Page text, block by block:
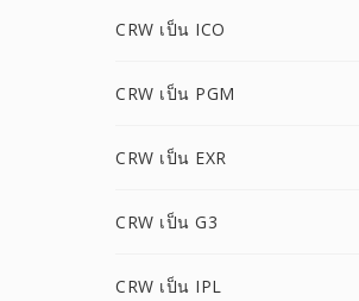
CRW เป็น ICO
CRW เป็น PGM
CRW เป็น EXR
CRW เป็น G3
CRW เป็น IPL